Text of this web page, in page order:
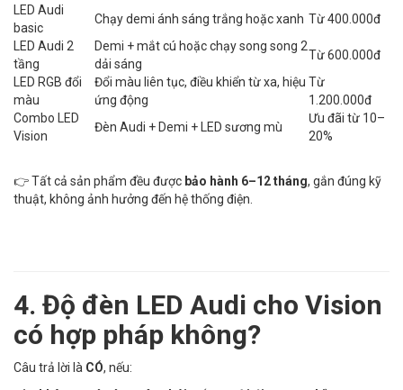
LED Audi
basic
Chạy demi ánh sáng trắng hoặc xanh Từ 400.000đ
LED Audi 2
tầng
Demi + mắt cú hoặc chạy song song 2
dải sáng
Từ 600.000đ
LED RGB đổi
màu
Đổi màu liên tục, điều khiển từ xa, hiệu
ứng động
Từ
1.200.000đ
Combo LED
Vision
Đèn Audi + Demi + LED sương mù
Ưu đãi từ 10–
20%
👉 Tất cả sản phẩm đều được bảo hành 6–12 tháng, gắn đúng kỹ
thuật, không ảnh hưởng đến hệ thống điện.
4. Độ đèn LED Audi cho Vision
có hợp pháp không?
Câu trả lời là CÓ, nếu: